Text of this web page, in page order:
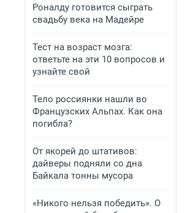
Роналду готовится сыграть
свадьбу века на Мадейре
Тест на возраст мозга:
ответьте на эти 10 вопросов и
узнайте свой
Тело россиянки нашли во
Французских Альпах. Как она
погибла?
От якорей до штативов:
дайверы подняли со дна
Байкала тонны мусора
«Никого нельзя победить». О